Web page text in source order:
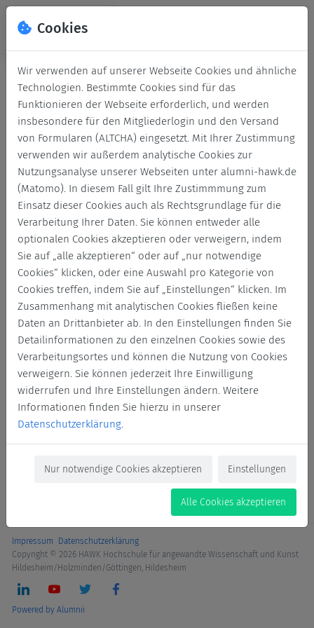
Login
Keine Zugangsdaten?
Login
Jetzt Mitglied werden
Impressum
Datenschutzerklärung
Copyright © 2026 HAWK Hochschule für angewandte Wissenschaft und Kunst
Hildesheim/Holzminden/Göttingen, Hildesheim
Powered by Alumnii
Cookies
Wir verwenden auf unserer Webseite Cookies und ähnliche
Technologien. Bestimmte Cookies sind für das
Funktionieren der Webseite erforderlich, und werden
insbesondere für den Mitgliederlogin und den Versand
von Formularen (ALTCHA) eingesetzt. Mit Ihrer Zustimmung
verwenden wir außerdem analytische Cookies zur
Nutzungsanalyse unserer Webseiten unter alumni-hawk.de
(Matomo). In diesem Fall gilt Ihre Zustimmmung zum
Einsatz dieser Cookies auch als Rechtsgrundlage für die
Verarbeitung Ihrer Daten. Sie können entweder alle
optionalen Cookies akzeptieren oder verweigern, indem
Sie auf „alle akzeptieren“ oder auf „nur notwendige
Cookies“ klicken, oder eine Auswahl pro Kategorie von
Cookies treffen, indem Sie auf „Einstellungen“ klicken. Im
Zusammenhang mit analytischen Cookies fließen keine
Daten an Drittanbieter ab. In den Einstellungen finden Sie
Detailinformationen zu den einzelnen Cookies sowie des
Verarbeitungsortes und können die Nutzung von Cookies
verweigern. Sie können jederzeit Ihre Einwilligung
widerrufen und Ihre Einstellungen ändern. Weitere
Informationen finden Sie hierzu in unserer
Datenschutzerklärung.
Nur notwendige Cookies akzeptieren Einstellungen
Alle Cookies akzeptieren